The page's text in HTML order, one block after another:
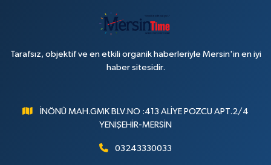
Tarafsız, objektif ve en etkili organik haberleriyle Mersin'in en iyi
haber sitesidir.
İNÖNÜ MAH.GMK BLV.NO :413 ALİYE POZCU APT.2/4
YENİŞEHİR-MERSİN
03243330033